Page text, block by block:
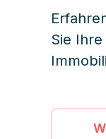
Sie
können.